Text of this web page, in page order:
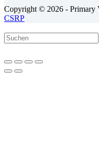
Copyright © 2026 - Primary
CSRP
Keine
Ergebnisse